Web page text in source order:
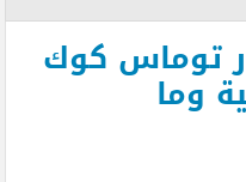
توماس كوك
وما